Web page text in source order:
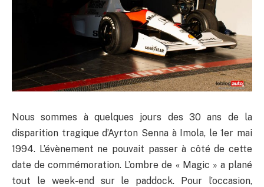
Nous sommes à quelques jours des 30 ans de la
disparition tragique d’Ayrton Senna à Imola, le 1er mai
1994. L’évènement ne pouvait passer à côté de cette
date de commémoration. L’ombre de « Magic » a plané
tout le week-end sur le paddock. Pour l’occasion,